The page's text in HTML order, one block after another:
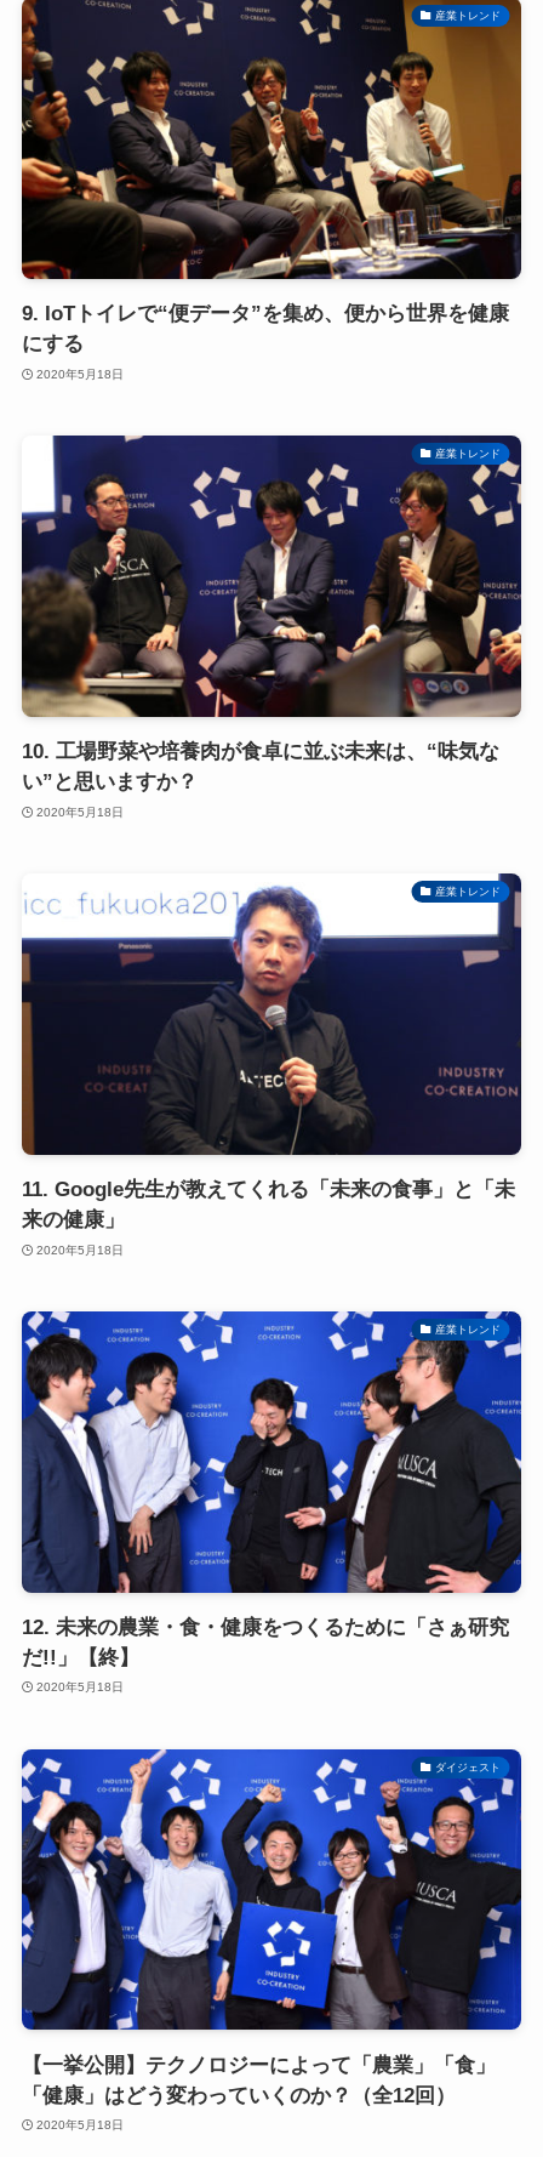
産業トレンド
9. IoTトイレで“便データ”を集め、便から世界を健康
にする
2020年5月18日
産業トレンド
10. 工場野菜や培養肉が食卓に並ぶ未来は、“味気な
い”と思いますか？
2020年5月18日
産業トレンド
11. Google先生が教えてくれる「未来の食事」と「未
来の健康」
2020年5月18日
産業トレンド
12. 未来の農業・食・健康をつくるために「さぁ研究
だ!!」【終】
2020年5月18日
ダイジェスト
【一挙公開】テクノロジーによって「農業」「食」
「健康」はどう変わっていくのか？（全12回）
2020年5月18日